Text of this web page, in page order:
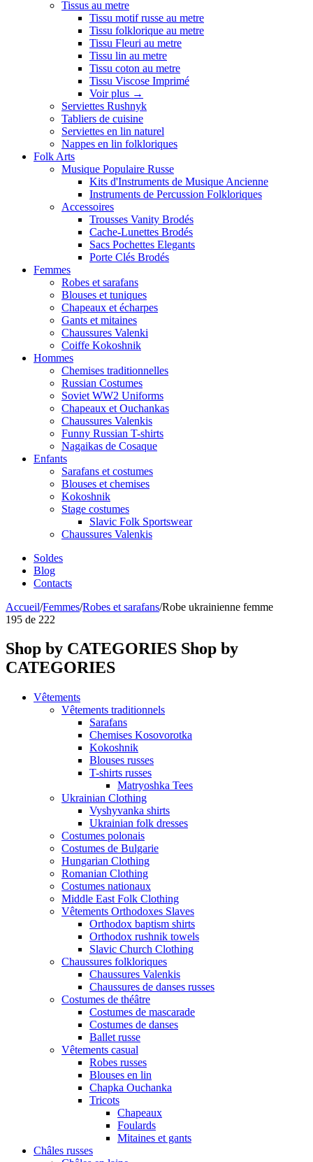
Tissus au metre
Tissu motif russe au metre
Tissu folklorique au metre
Tissu Fleuri au metre
Tissu lin au metre
Tissu coton au metre
Tissu Viscose Imprimé
Voir plus →
Serviettes Rushnyk
Tabliers de cuisine
Serviettes en lin naturel
Nappes en lin folkloriques
Folk Arts
Musique Populaire Russe
Kits d'Instruments de Musique Ancienne
Instruments de Percussion Folkloriques
Accessoires
Trousses Vanity Brodés
Cache-Lunettes Brodés
Sacs Pochettes Elegants
Porte Clés Brodés
Femmes
Robes et sarafans
Blouses et tuniques
Chapeaux et écharpes
Gants et mitaines
Chaussures Valenki
Coiffe Kokoshnik
Hommes
Chemises traditionnelles
Russian Costumes
Soviet WW2 Uniforms
Chapeaux et Ouchankas
Chaussures Valenkis
Funny Russian T-shirts
Nagaikas de Cosaque
Enfants
Sarafans et costumes
Blouses et chemises
Kokoshnik
Stage costumes
Slavic Folk Sportswear
Chaussures Valenkis
Soldes
Blog
Contacts
Accueil/Femmes/Robes et sarafans/Robe ukrainienne femme
195 de 222
Shop by CATEGORIES Shop by
CATEGORIES
Vêtements
Vêtements traditionnels
Sarafans
Chemises Kosovorotka
Kokoshnik
Blouses russes
T-shirts russes
Matryoshka Tees
Ukrainian Clothing
Vyshyvanka shirts
Ukrainian folk dresses
Costumes polonais
Costumes de Bulgarie
Hungarian Clothing
Romanian Clothing
Costumes nationaux
Middle East Folk Clothing
Vêtements Orthodoxes Slaves
Orthodox baptism shirts
Orthodox rushnik towels
Slavic Church Clothing
Chaussures folkloriques
Chaussures Valenkis
Chaussures de danses russes
Costumes de théâtre
Costumes de mascarade
Costumes de danses
Ballet russe
Vêtements casual
Robes russes
Blouses en lin
Chapka Ouchanka
Tricots
Chapeaux
Foulards
Mitaines et gants
Châles russes